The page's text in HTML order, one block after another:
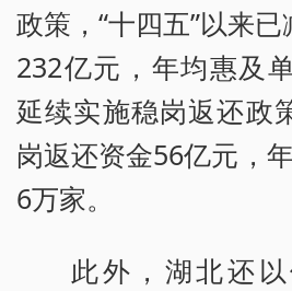
政策，“十四五”以来
232亿元，年均惠及
延续实施稳岗返还政
岗返还资金56亿元，
6万家。
此外，湖北还